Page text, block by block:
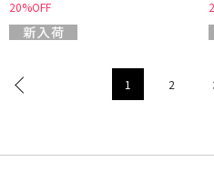
20%OFF
1 2